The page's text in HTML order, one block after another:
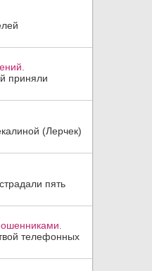
приняли
(Лерчек)
пять
телефонных